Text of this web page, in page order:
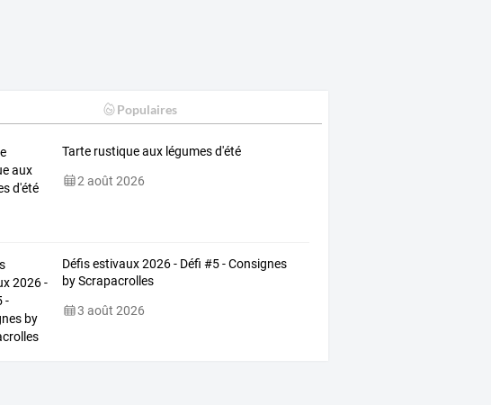
Populaires
Tarte rustique aux légumes d'été
2 août 2026
Défis estivaux 2026 - Défi #5 - Consignes
by Scrapacrolles
3 août 2026